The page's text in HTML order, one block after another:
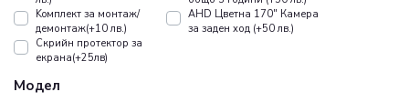
Koмплект за монтаж/
демонтаж(+10 лв.)
AHD Цветна 170" Камера
за заден ход (+50 лв.)
Скрийн протектор за
екрана(+25лв)
Модел